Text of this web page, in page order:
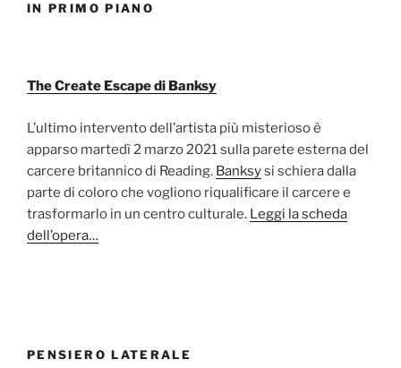
IN PRIMO PIANO
The Create Escape di Banksy
L’ultimo intervento dell’artista più misterioso è
apparso martedì 2 marzo 2021 sulla parete esterna del
carcere britannico di Reading. Banksysi schiera dalla
parte di coloro che vogliono riqualificare il carcere e
trasformarlo in un centro culturale. Leggi la scheda
dell’opera…
PENSIERO LATERALE